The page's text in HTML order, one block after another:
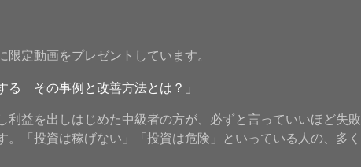
定動画をプレゼントしています。
る その事例と改善方法とは？」
利益を出しはじめた中級者の方が、必ずと言っていいほど失敗
。「投資は稼げない」「投資は危険」といっている人の、多く